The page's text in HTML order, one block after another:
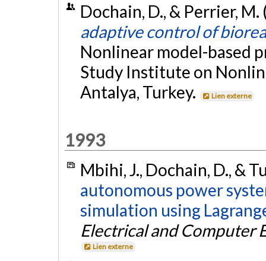
Dochain, D., & Perrier,
adaptive control of
Nonlinear model-based
Study Institute on
Antalya, Turkey.
Lien externe
1993
Mbihi, J., Dochain, D., &
autonomous power
simulation using
Electrical and Computer
Lien externe